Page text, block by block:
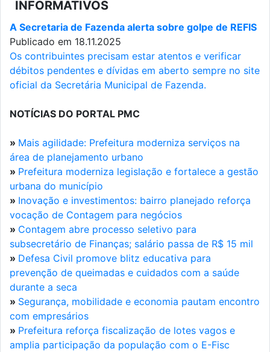
INFORMATIVOS
A Secretaria de Fazenda alerta sobre golpe de REFIS
Publicado em 18.11.2025
Os contribuintes precisam estar atentos e verificar
débitos pendentes e dívidas em aberto sempre no site
oficial da Secretária Municipal de Fazenda.
NOTÍCIAS DO PORTAL PMC
» Mais agilidade: Prefeitura moderniza serviços na
área de planejamento urbano
» Prefeitura moderniza legislação e fortalece a gestão
urbana do município
» Inovação e investimentos: bairro planejado reforça
vocação de Contagem para negócios
» Contagem abre processo seletivo para
subsecretário de Finanças; salário passa de R$ 15 mil
» Defesa Civil promove blitz educativa para
prevenção de queimadas e cuidados com a saúde
durante a seca
» Segurança, mobilidade e economia pautam encontro
com empresários
» Prefeitura reforça fiscalização de lotes vagos e
amplia participação da população com o E-Fisc